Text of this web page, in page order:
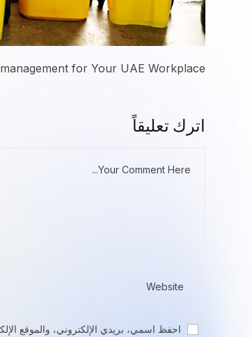
for Your UAE Workplace
اترك تعليقاً
احفظ اسمي، بريدي الإلكتروني، والموقع